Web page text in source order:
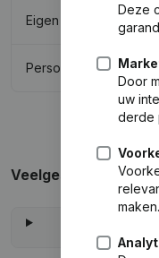
Eigen vermogen
Personeel
Veelgestelde vragen
Deze
Door
uw
derde
maken.